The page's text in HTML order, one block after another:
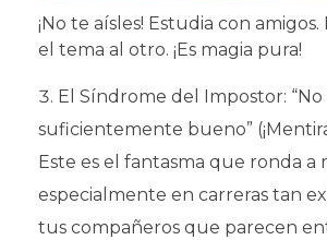
¡No te aísles! Estudia con
el tema al otro. ¡Es magia pura!
El Síndrome del Impostor: “No
suficientemente bueno”
Este es el fantasma que ronda a
especialmente en carreras tan
tus compañeros que parecen